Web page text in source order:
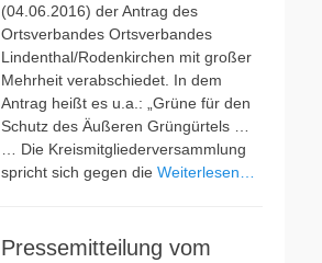
(04.06.2016) der Antrag des
Ortsverbandes Ortsverbandes
Lindenthal/Rodenkirchen mit großer
Mehrheit verabschiedet. In dem
Antrag heißt es u.a.: „Grüne für den
Schutz des Äußeren Grüngürtels …
… Die Kreismitgliederversammlung
spricht sich gegen die Weiterlesen…
Pressemitteilung vom